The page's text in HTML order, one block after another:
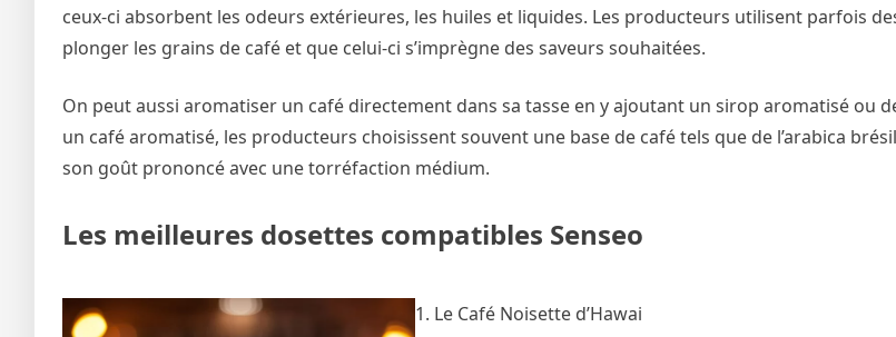
ceux-ci absorbent les odeurs extérieures, les huiles et liquides. Les producteurs utilisent parfois
plonger les grains de café et que celui-ci s’imprègne des saveurs souhaitées.
On peut aussi aromatiser un café directement dans sa tasse en y ajoutant un sirop aromatisé ou
un café aromatisé, les producteurs choisissent souvent une base de café tels que de l’arabica
son goût prononcé avec une torréfaction médium.
Les meilleures dosettes compatibles Senseo
1. Le Café Noisette d’Hawai